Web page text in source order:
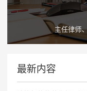
主任律师
最新内容